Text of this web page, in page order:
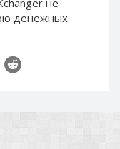
не
денежных
USD
GBP
Piastrix USD